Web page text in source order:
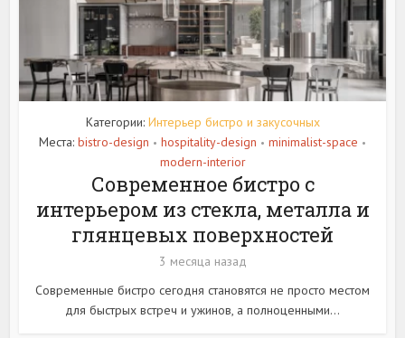
Категории: Интерьер бистро и закусочных
Места: bistro-design • hospitality-design • minimalist-space •
modern-interior
Современное бистро с
интерьером из стекла, металла и
глянцевых поверхностей
3 месяца назад
Современные бистро сегодня становятся не просто местом
для быстрых встреч и ужинов, а полноценными...